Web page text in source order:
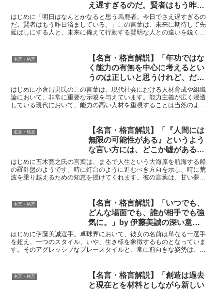
え遅すぎるのだ。賢者はもう昨日
済ましている。」by クーリーの
深い意味と得られる教訓
はじめに「明日はなんとかなると思う馬鹿者。今日でさえ遅すぎるの
だ。賢者はもう昨日済ましている。」この言葉は、未来に期待して先
延ばしにする人と、未来に備えて行動する賢明な人との違いを鋭く指
名言・格言
【名言・格言解説】「年功ではな
く能力の有無を中心に考えるとい
うのは正しいと思うけれど、だか
ら能力の高い人を大事にし、能力
の低い人はいないほうがいいとい
うような言い方を聞くと、ちょっ
小倉 昌男の深い意味と得られる
教訓
はじめに小倉昌男氏のこの言葉は、現代社会における人材育成や組織
論において、非常に重要な示唆を与えています。能力主義が広く浸透
している現代において、能力の高い人材を重視することは当然のよう
名言・格言
【名言・格言解説】「『人間には
無限の可能性がある』というよう
な言い方には、どこか嘘があると
思う。人間にはできることと、そ
してできないことがある。」by
五木寛之の深い意味と得られる教
はじめに五木寛之氏の言葉は、まるで人生という大海原を航海する船
の羅針盤のようです。時に灯台のように進むべき方向を示し、時に荒
波を乗り越えるための知恵を授けてくれます。彼の言葉は、甘い夢物
名言・格言
【名言・格言解説】「いつでも、
どんな場面でも、誰が相手でも強
気に。」by 伊藤美誠の深い意味
と得られる教訓
はじめに伊藤美誠選手。卓球界において、彼女の名前は単なる一選手
を超え、一つのスタイル、いや、生き様を象徴するものとなっていま
す。そのアグレッシブなプレースタイルと、常に前向きな姿勢は、多
名言・格言
【名言・格言解説】「創造は過去
と現在とを材料としながら新しい